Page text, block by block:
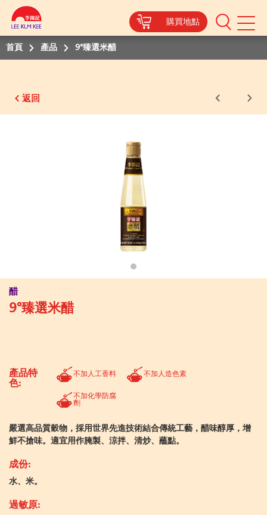
購買地點
Mobile
Menu
首頁
產品 9°臻選米醋
返回
醋
9°臻選米醋
產品特
色:
不加人工香料 不加人造色素
不加化學防腐
劑
嚴選高品質穀物，採用世界先進技術結合傳統工藝，醋味醇厚，增
鮮不搶味。適宜用作腌製、涼拌、清炒、蘸點。
成份:
水、米。
過敏原: